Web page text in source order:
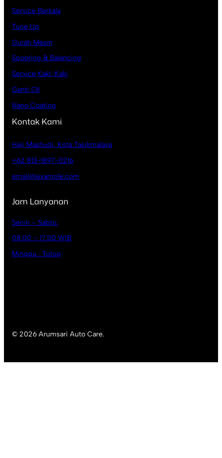
Service Berkala
Tune Up
Gurah Mesin
Spooring & Balancing
Service Kaki-Kaki
Ganti Oli
Nano Coating
Kontak Kami
Haji Mashudi, Kota Tasikmalaya
+62 813-1897-0216
email@example.com
Jam Lanyanan
Senin – Sabtu:
08.00 – 17.00 WIB
Minggu : Tutup
© 2026 Arumsari Auto Care.